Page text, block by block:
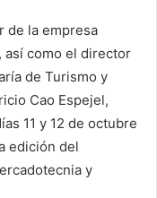
de la empresa
así como el director
de Turismo y
Cao Espejel,
11 y 12 de octubre
edición del
y